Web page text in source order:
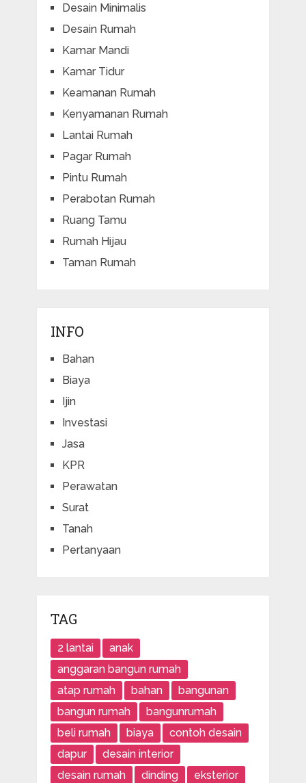
Desain Minimalis
Desain Rumah
Kamar Mandi
Kamar Tidur
Keamanan Rumah
Kenyamanan Rumah
Lantai Rumah
Pagar Rumah
Pintu Rumah
Perabotan Rumah
Ruang Tamu
Rumah Hijau
Taman Rumah
INFO
Bahan
Biaya
Ijin
Investasi
Jasa
KPR
Perawatan
Surat
Tanah
Pertanyaan
TAG
2 lantai
anak
anggaran bangun rumah
atap rumah
bahan
bangunan
bangun rumah
bangunrumah
beli rumah
biaya
contoh desain
dapur
desain interior
desain rumah
dinding
eksterior